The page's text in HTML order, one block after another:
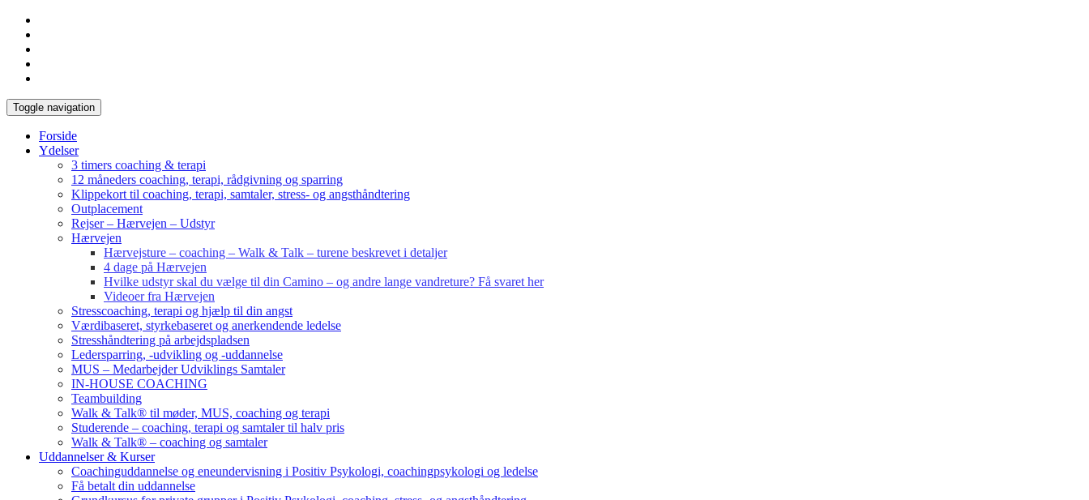
Toggle navigation
Forside
Ydelser
3 timers coaching & terapi
12 måneders coaching, terapi, rådgivning og sparring
Klippekort til coaching, terapi, samtaler, stress- og angsthåndtering
Outplacement
Rejser – Hærvejen – Udstyr
Hærvejen
Hærvejsture – coaching – Walk & Talk – turene beskrevet i detaljer
4 dage på Hærvejen
Hvilke udstyr skal du vælge til din Camino – og andre lange vandreture? Få svaret her
Videoer fra Hærvejen
Stresscoaching, terapi og hjælp til din angst
Værdibaseret, styrkebaseret og anerkendende ledelse
Stresshåndtering på arbejdspladsen
Ledersparring, -udvikling og -uddannelse
MUS – Medarbejder Udviklings Samtaler
IN-HOUSE COACHING
Teambuilding
Walk & Talk® til møder, MUS, coaching og terapi
Studerende – coaching, terapi og samtaler til halv pris
Walk & Talk® – coaching og samtaler
Uddannelser & Kurser
Coachinguddannelse og eneundervisning i Positiv Psykologi, coachingpsykologi og ledelse
Få betalt din uddannelse